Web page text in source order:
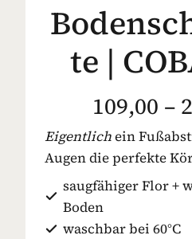
te |
109,00 –
Eigentlichein
Augen die perfekte
saugfähiger Flor +
Boden
waschbar bei 60°C